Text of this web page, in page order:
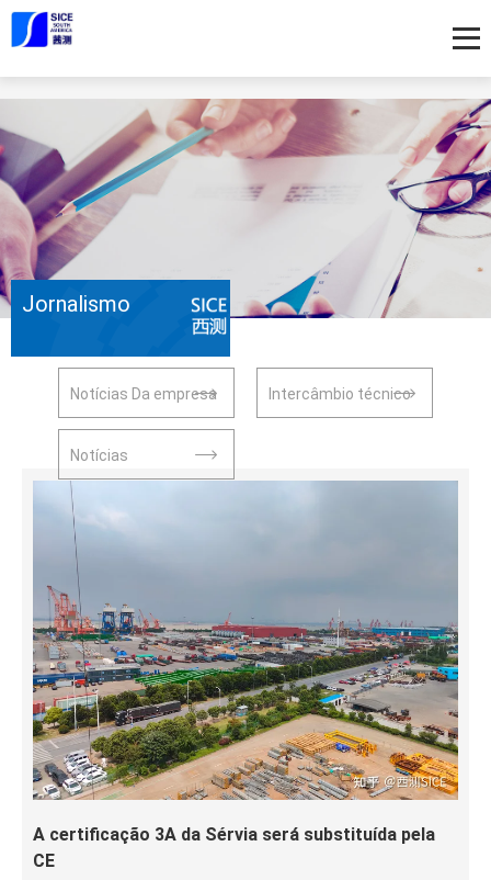
Jornalismo
Notícias Da empresa Intercâmbio técnico
Notícias
Internacionais
A certificação 3A da Sérvia será substituída pela
CE